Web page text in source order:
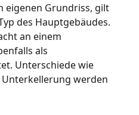
eigenen Grundriss, gilt
des Hauptgebäudes.
an einem
als
Unterschiede wie
werden